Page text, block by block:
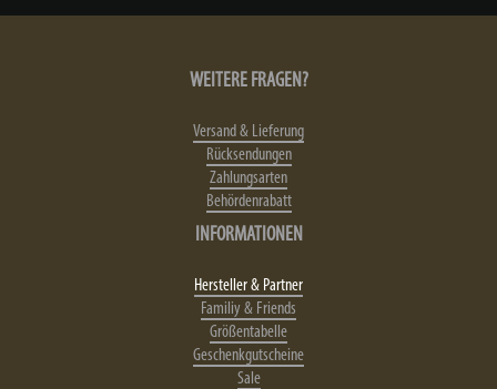
WEITERE FRAGEN?
Versand & Lieferung
Rücksendungen
Zahlungsarten
Behördenrabatt
INFORMATIONEN
Hersteller & Partner
Familiy & Friends
Größentabelle
Geschenkgutscheine
Sale